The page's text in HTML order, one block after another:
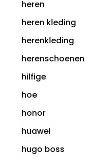
heren
heren kleding
herenkleding
herenschoenen
hilfige
hoe
honor
huawei
hugo boss